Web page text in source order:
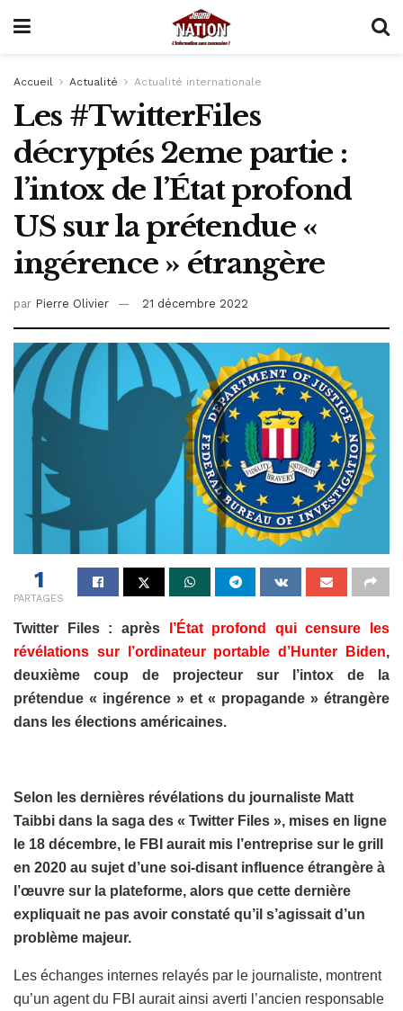
Accueil Actualité Actualité internationale
Les #TwitterFiles
décryptés 2eme partie :
l’intox de l’État profond
US sur la prétendue «
ingérence » étrangère
par Pierre Olivier 21 décembre 2022
1
PARTAGES
Twitter Files : après
l’État profond qui censure les
révélations sur l’ordinateur portable d’Hunter Biden,
deuxième coup de projecteur sur l’intox de la
prétendue « ingérence » et « propagande » étrangère
dans les élections américaines.
Selon les dernières révélations du journaliste Matt
Taibbi dans la saga des « Twitter Files », mises en ligne
le 18 décembre, le FBI aurait mis l’entreprise sur le grill
en 2020 au sujet d’une soi-disant influence étrangère à
l’œuvre sur la plateforme, alors que cette dernière
expliquait ne pas avoir constaté qu’il s’agissait d’un
problème majeur.
Les échanges internes relayés par le journaliste, montrent
qu’un agent du FBI aurait ainsi averti l’ancien responsable